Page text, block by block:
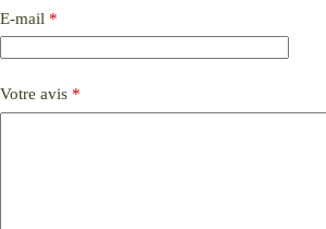
E-mail *
Votre avis *